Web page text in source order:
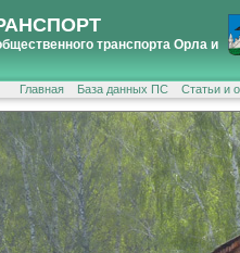
транспорта Орла и
Главная База данных ПС Статьи и